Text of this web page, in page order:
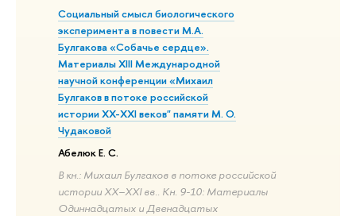
Социальный смысл биологического
эксперимента в повести М.А.
Булгакова «Собачье сердце».
Материалы XIII Международной
научной конференции «Михаил
Булгаков в потоке российской
истории XX-XXI веков" памяти М. О.
Чудаковой
Абелюк Е. С.
В кн.: Михаил Булгаков в потоке российской
истории XX–XXI вв.. Кн. 9-10: Материалы
Одиннадцатых и Двенадцатых